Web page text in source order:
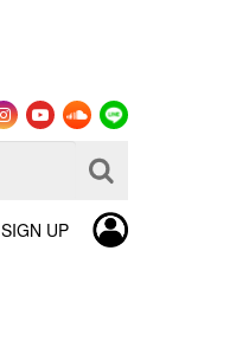
SIGN UP